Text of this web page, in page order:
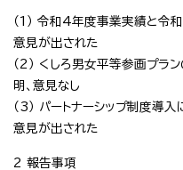
（1） 令和4年度事業実績と令
意見が出された
（2） くしろ男女平等参画プラ
明、意見なし
（3） パートナーシップ制度導
意見が出された
2 報告事項